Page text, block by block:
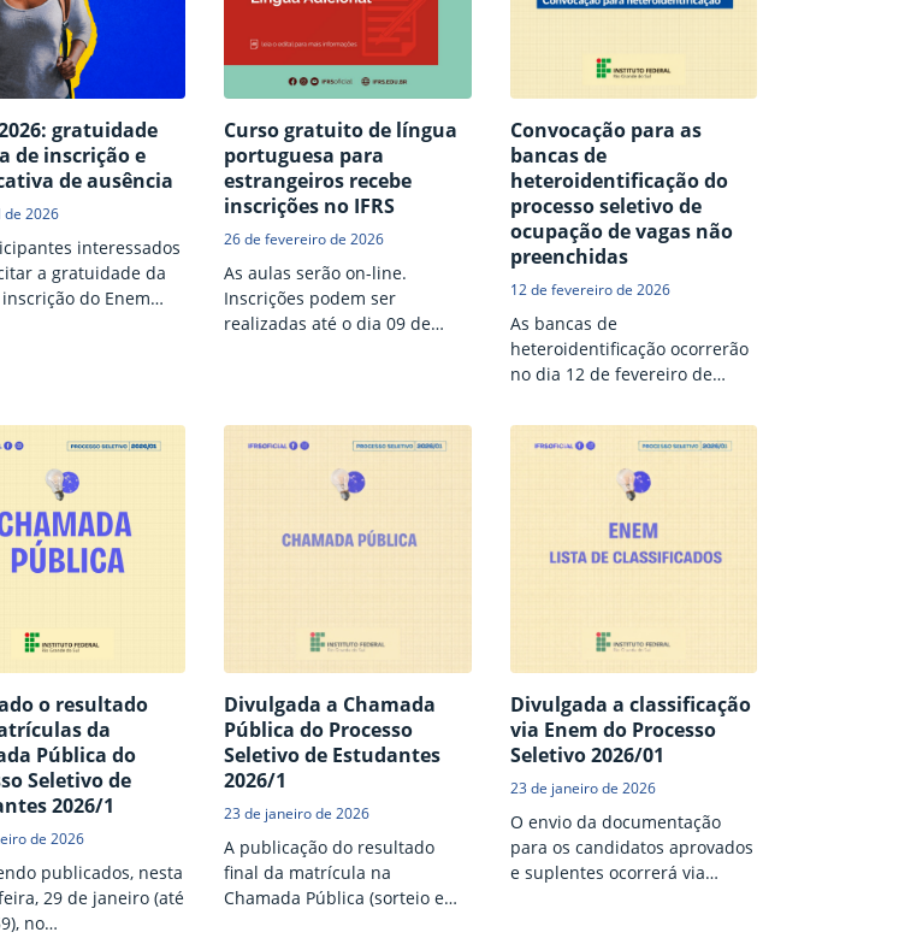
gratuidade
de inscrição e
de ausência
de 2026
interessados
a gratuidade da
do Enem
Curso gratuito de língua
portuguesa para
estrangeiros recebe
inscrições no IFRS
26 de fevereiro de 2026
As aulas serão on-line.
Inscrições podem ser
realizadas até o dia 09 de
Convocação para as
bancas de
heteroidentificação do
processo seletivo de
ocupação de vagas não
preenchidas
12 de fevereiro de 2026
As bancas de
heteroidentificação ocorrerão
no dia 12 de fevereiro de
o resultado
da
Pública do
Seletivo de
2026/1
de 2026
publicados, nesta
29 de janeiro (até
no
Divulgada a Chamada
Pública do Processo
Seletivo de Estudantes
2026/1
23 de janeiro de 2026
A publicação do resultado
final da matrícula na
Chamada Pública (sorteio e
Divulgada a classificação
via Enem do Processo
Seletivo 2026/01
23 de janeiro de 2026
O envio da documentação
para os candidatos aprovados
e suplentes ocorrerá via